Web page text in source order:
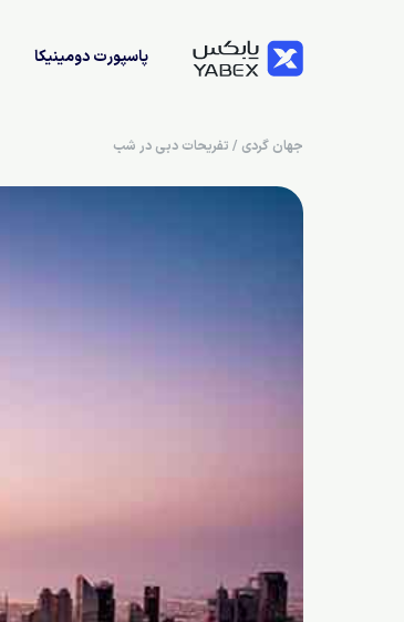
پاسپورت دومینیکا
جهان گردی / تفریحات دبی در شب